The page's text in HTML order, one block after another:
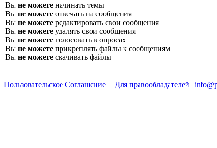
Вы не можете начинать темы
Вы не можете отвечать на сообщения
Вы не можете редактировать свои сообщения
Вы не можете удалять свои сообщения
Вы не можете голосовать в опросах
Вы не можете прикреплять файлы к сообщениям
Вы не можете скачивать файлы
Пользовательское Соглашение | Для правообладателей |